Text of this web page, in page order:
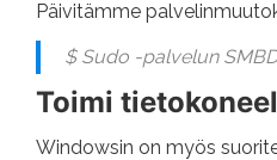
Päivitämme
$ Sudo -palvelun
Toimi
Windowsin on myös